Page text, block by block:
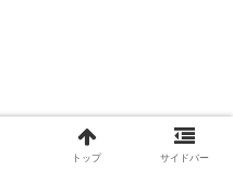
トップ サイドバー